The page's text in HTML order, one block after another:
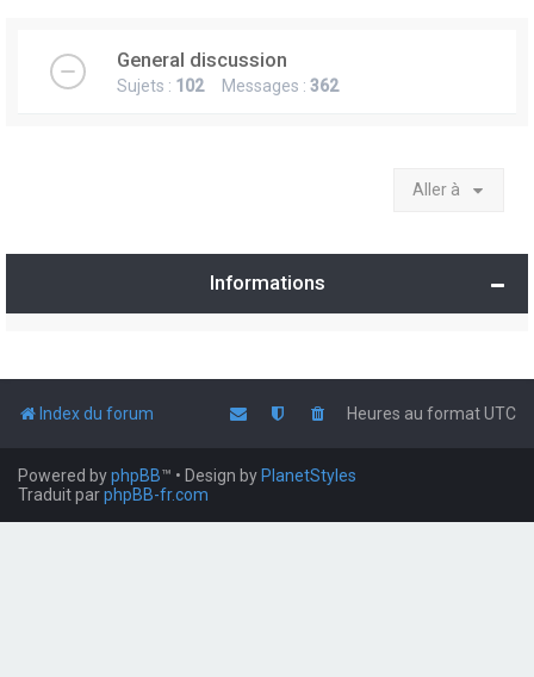
General discussion
Sujets : 102Messages : 362
Aller à
Informations
Index du forum Heures au formatUTC
Powered byphpBB™ • Design by PlanetStyles
Traduit parphpBB-fr.com